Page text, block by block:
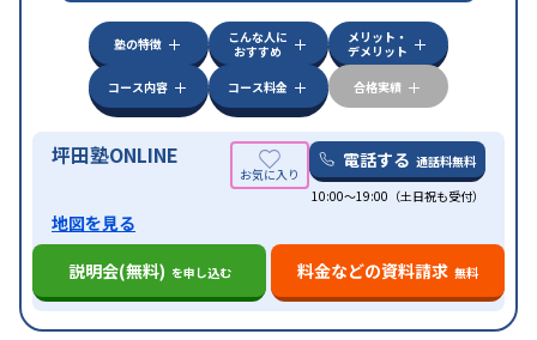
特徴
中高一貫校生に対応授業の振替可能 不登校生に対
学習にPC・タブレットを利用オンライン対応
科目から受講可能季節講習のみの受講可発達障害
の子どもに対応
塾の特徴
こんな人に
おすすめ
メリット・
デメリット
コース内容
コース料金 合格実績
坪田塾ONLINE 電話する 通話料無料
10:00～19:00（土日祝も受付）
地図を見る
説明会(無料) を申し込む 料金などの資料請求 無料